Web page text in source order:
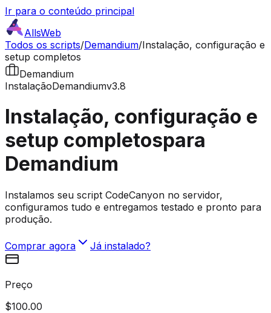
Ir para o conteúdo principal
AllsWeb
Todos os scripts/Demandium/Instalação, configuração e
setup completos
Demandium
InstalaçãoDemandiumv3.8
Instalação, configuração e
setup completospara
Demandium
Instalamos seu script CodeCanyon no servidor,
configuramos tudo e entregamos testado e pronto para
produção.
Comprar agora Já instalado?
Preço
$100.00